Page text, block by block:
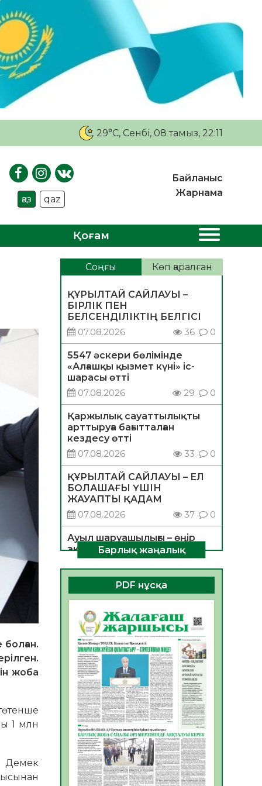
29°C, Сенбі, 08 тамыз, 22:11
қаз qaz
Байланыс
Жарнама
Қоғам
жоба
1 млн
Демек
Соңғы Көп қаралған
ҚҰРЫЛТАЙ САЙЛАУЫ –
БІРЛІК ПЕН
БЕЛСЕНДІЛІКТІҢ БЕЛГІСІ
07.08.2026
36 0
5547 әскери бөлімінде
«Алғашқы қызмет күні» іс-
шарасы өтті
07.08.2026
29 0
Қаржылық сауаттылықты
арттыруға бағытталған
кездесу өтті
07.08.2026
33 0
ҚҰРЫЛТАЙ САЙЛАУЫ – ЕЛ
БОЛАШАҒЫ ҮШІН
ЖАУАПТЫ ҚАДАМ
07.08.2026
37 0
Ауыл шаруашылығы – өңір
экономикасының негізгі
тірегі
06.08.2026
45 0
ҚОҒАМДЫҚ БЕЛСЕНДІЛІК –
ЕЛ ДАМУЫНЫҢ НЕГІЗІ
06.08.2026
42
ҚҰРЫЛТАЙ САЙЛАУЫ –
БОЛАШАҚҚА БАСТАР
ЖАУАПТЫ ТАҢДАУ
06.08.2026
44
Инфекциялық ауруларға
қарсы иммундау
жұмыстарының тиімділігі
06.08.2026
47
Көкжөтел ауруы туралы
Барлық жаңалық
PDF нұсқа